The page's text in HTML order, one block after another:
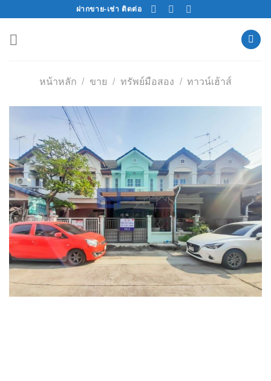
content
ฝากขาย-เช่า ติดต่อ
หน้าหลัก / ขาย / ทรัพย์มือสอง / ทาวน์เฮ้าส์